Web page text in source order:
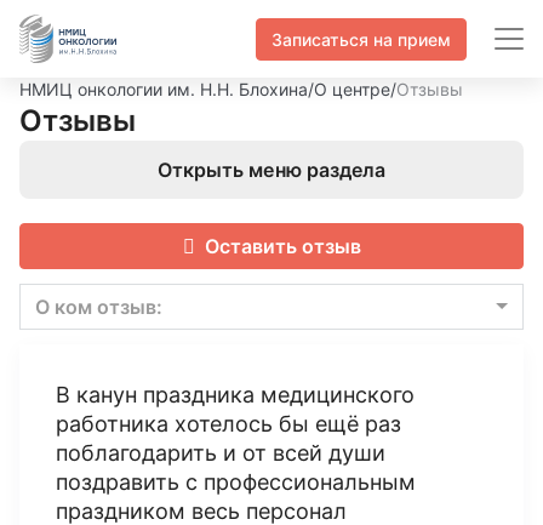
Записаться на прием
НМИЦ онкологии им. Н.Н. Блохина/О центре/Отзывы
Отзывы
Открыть меню раздела
Оставить отзыв
О ком отзыв:
В канун праздника медицинского
работника хотелось бы ещё раз
поблагодарить и от всей души
поздравить с профессиональным
праздником весь персонал